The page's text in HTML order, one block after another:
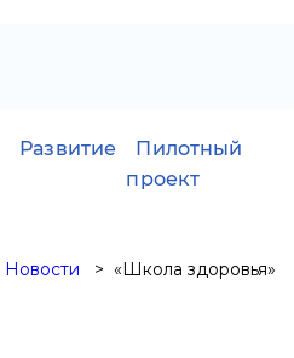
Развитие
Пилотный
проект
Новости «Школа здоровья»